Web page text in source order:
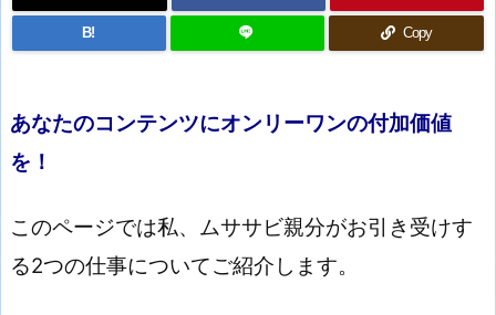
B! Copy
あなたのコンテンツにオンリーワンの付加価値
を！
このページでは私、ムササビ親分がお引き受けす
る2つの仕事についてご紹介します。